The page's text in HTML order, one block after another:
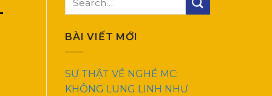
BÀI VIẾT MỚI
SỰ THẬT VỀ NGHỀ MC:
KHÔNG LUNG LINH NHƯ